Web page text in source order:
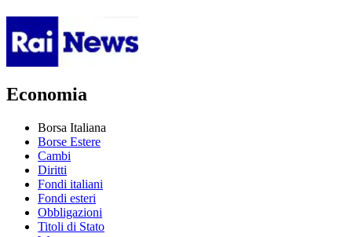
Economia
Borsa Italiana
Borse Estere
Cambi
Diritti
Fondi italiani
Fondi esteri
Obbligazioni
Titoli di Stato